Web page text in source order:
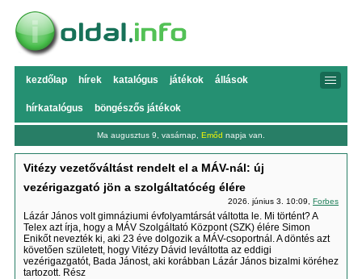
kezdőlap hírek katalógus játékok állások
hírkatalógus böngészős játékok
Ma augusztus 9, vasárnap, Emőd napja van.
Vitézy vezetőváltást rendelt el a MÁV-nál: új
vezérigazgató jön a szolgáltatócég élére
2026. június 3. 10:09,Forbes
Lázár János volt gimnáziumi évfolyamtársát váltotta le. Mi történt? A
Telex azt írja, hogy a MÁV Szolgáltató Központ (SZK) élére Simon
Enikőt nevezték ki, aki 23 éve dolgozik a MÁV-csoportnál. A döntés azt
követően született, hogy Vitézy Dávid leváltotta az eddigi
vezérigazgatót, Bada Jánost, aki korábban Lázár János bizalmi köréhez
tartozott. Rész